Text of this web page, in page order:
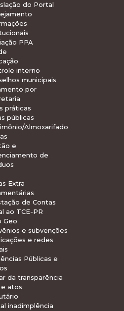
do Portal
PPA
interno
municipais
por
práticas
públicas
Almoxarifado
e
de
Extra
de Contas
ao TCE-PR
Geo
e subvenções
e redes
Públicas e
da transparência
e atos
inadimplência